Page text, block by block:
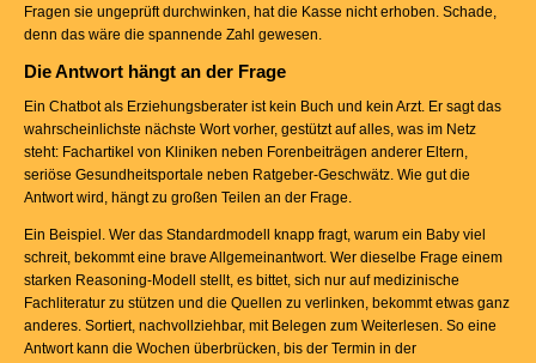
Fragen sie ungeprüft durchwinken, hat die Kasse nicht erhoben. Schade,
denn das wäre die spannende Zahl gewesen.
Die Antwort hängt an der Frage
Ein Chatbot als Erziehungsberater ist kein Buch und kein Arzt. Er sagt das
wahrscheinlichste nächste Wort vorher, gestützt auf alles, was im Netz
steht: Fachartikel von Kliniken neben Forenbeiträgen anderer Eltern,
seriöse Gesundheitsportale neben Ratgeber-Geschwätz. Wie gut die
Antwort wird, hängt zu großen Teilen an der Frage.
Ein Beispiel. Wer das Standardmodell knapp fragt, warum ein Baby viel
schreit, bekommt eine brave Allgemeinantwort. Wer dieselbe Frage einem
starken Reasoning-Modell stellt, es bittet, sich nur auf medizinische
Fachliteratur zu stützen und die Quellen zu verlinken, bekommt etwas ganz
anderes. Sortiert, nachvollziehbar, mit Belegen zum Weiterlesen. So eine
Antwort kann die Wochen überbrücken, bis der Termin in der